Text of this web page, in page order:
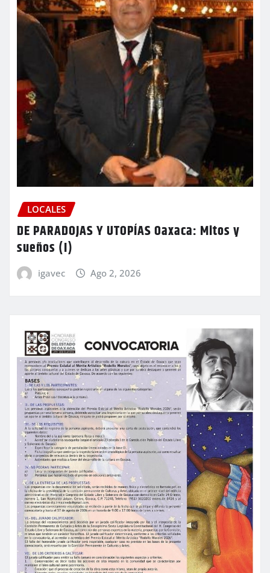
LOCALES
DE PARADOJAS Y UTOPÍAS Oaxaca: Mitos y
sueños (I)
igavec Ago 2, 2026